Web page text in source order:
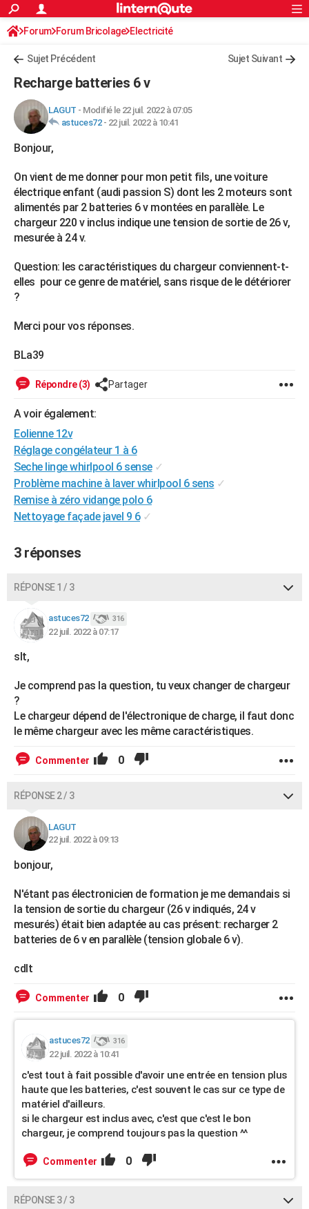
ACTUALITÉS
Politique
Société
Faits Divers
Education
Monde
Villes
+
FINANCE
Retraite
Impôts
Epargne
Immobilier
Risques naturels par ville
Banque
Assurance
Crédit
AUTO
Essais
Réserver un essai
Citadines
Berlines
SUV
Forum auto
+HIGH-TECH
Mobiles
Meilleur smartphone
Internet
Ordinateurs
Jeux vidéo
Guide high-tech
+
Forum
Aménagement intérieur
Extérieur
Cuisine
Salle de bains
Jardinage
Rangement
WEEK-END
Guides de France
Escapades
Patrimoine
Expositions
Musées
Week-end nature
+LIFESTYLE
Art de vivre
Bien-être
Loisirs
Mode
Modes de vie
SANTE
Alimentation
Guide de la santé
Maladies
Médicaments
Sommeil
VOYAGE
Destinations
City break
Voyage nature
Voyage de noces
Forum
Climat
+PHOTO
GUIDES D'ACHAT
BONS PLANS
CARTE DE VOEUX
Carte de Noël
Carte Bonne année
Carte Saint-Valentin
Carte Pâques
Carte d'anniversaire
DICTIONNAIRE
Dictionnaire
Biographies
Citations
Expressions
Proverbes
PROGRAMME TV
COPAINS D'AVANT
S'inscrire
Se connecter
Lycées
Collèges
Primaires
Universités
Entreprises
Service militaire
Avis de recherche
AVIS DE DÉCÈS
FORUM
S'inscrire
Connexion
Forum Forum Bricolage Electricité
Sujet Précédent Sujet Suivant
Recharge batteries 6 v
LAGUT - Modifié le 22 juil. 2022 à 07:05
astuces72- 22 juil. 2022 à 10:41
Bonjour,
On vient de me donner pour mon petit fils, une voiture
électrique enfant (audi passion S) dont les 2 moteurs sont
alimentés par 2 batteries 6 v montées en parallèle. Le
chargeur 220 v inclus indique une tension de sortie de 26 v,
mesurée à 24 v.
Question: les caractéristiques du chargeur conviennent-t-
elles pour ce genre de matériel, sans risque de le détériorer
?
Merci pour vos réponses.
BLa39
Répondre (3) Partager
A voir également:
Eolienne 12v
Réglage congélateur 1 à 6
Seche linge whirlpool 6 sense ✓
Problème machine à laver whirlpool 6 sens ✓
Remise à zéro vidange polo 6
Nettoyage façade javel 9 6 ✓
3 réponses
RÉPONSE 1 / 3
astuces72 316
22 juil. 2022 à 07:17
slt,
Je comprend pas la question, tu veux changer de chargeur
?
Le chargeur dépend de l'électronique de charge, il faut donc
le même chargeur avec les même caractéristiques.
Commenter 0
RÉPONSE 2 / 3
LAGUT
22 juil. 2022 à 09:13
bonjour,
N'étant pas électronicien de formation je me demandais si
la tension de sortie du chargeur (26 v indiqués, 24 v
mesurés) était bien adaptée au cas présent: recharger 2
batteries de 6 v en parallèle (tension globale 6 v).
cdlt
Commenter 0
astuces72 316
22 juil. 2022 à 10:41
c'est tout à fait possible d'avoir une entrée en tension plus
haute que les batteries, c'est souvent le cas sur ce type de
matériel d'ailleurs.
si le chargeur est inclus avec, c'est que c'est le bon
chargeur, je comprend toujours pas la question ^^
Commenter 0
RÉPONSE 3 / 3